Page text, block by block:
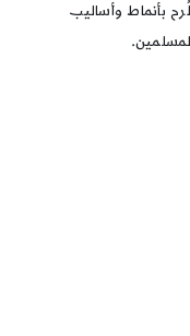
بأنماط وأساليب